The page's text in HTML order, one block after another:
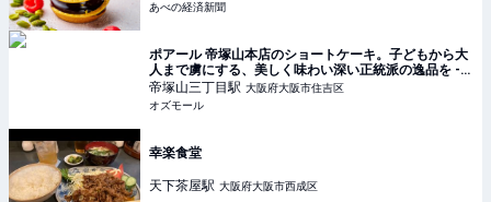
あべの経済新聞
ポアール 帝塚山本店のショートケーキ。子どもから大
人まで虜にする、美しく味わい深い正統派の逸品を -
OZmall
帝塚山三丁目駅 大阪府大阪市住吉区
オズモール
幸楽食堂
天下茶屋駅 大阪府大阪市西成区